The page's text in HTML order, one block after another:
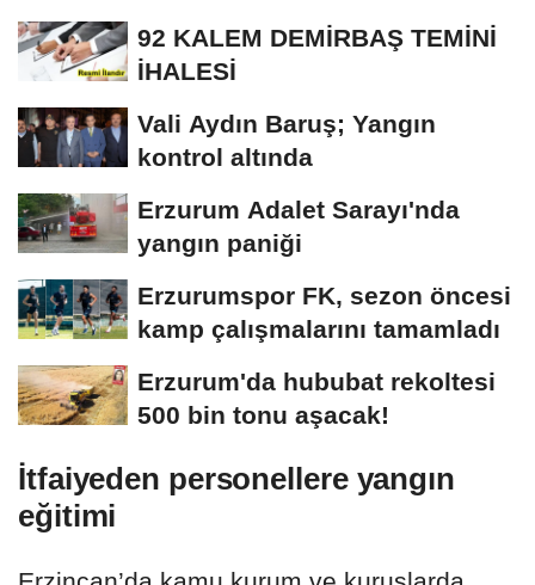
92 KALEM DEMİRBAŞ TEMİNİ
İHALESİ
Vali Aydın Baruş; Yangın
kontrol altında
Erzurum Adalet Sarayı'nda
yangın paniği
Erzurumspor FK, sezon öncesi
kamp çalışmalarını tamamladı
Erzurum'da hububat rekoltesi
500 bin tonu aşacak!
İtfaiyeden personellere yangın
eğitimi